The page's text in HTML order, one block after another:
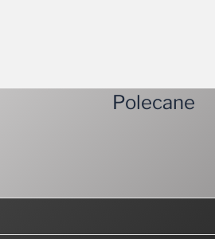
Polecane